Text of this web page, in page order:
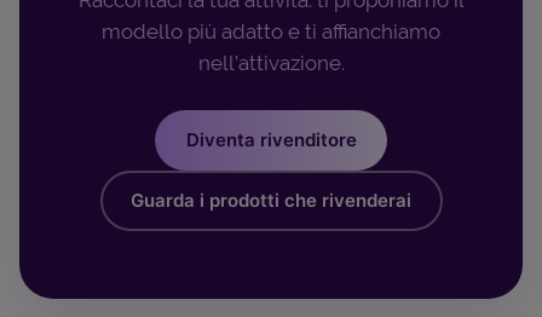
modello più adatto e ti affianchiamo
nell’attivazione.
Diventa rivenditore
Guarda i prodotti che rivenderai